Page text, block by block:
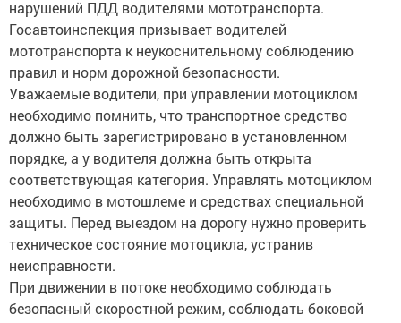
Госавтоинспекция призывает водителей
мототранспорта к неукоснительному соблюдению
правил и норм дорожной безопасности.
Уважаемые водители, при управлении мотоциклом
необходимо помнить, что транспортное средство
должно быть зарегистрировано в установленном
порядке, а у водителя должна быть открыта
соответствующая категория. Управлять мотоциклом
необходимо в мотошлеме и средствах специальной
защиты. Перед выездом на дорогу нужно проверить
техническое состояние мотоцикла, устранив
неисправности.
При движении в потоке необходимо соблюдать
безопасный скоростной режим, соблюдать боковой
интервал и дистанцию с другими транспортными